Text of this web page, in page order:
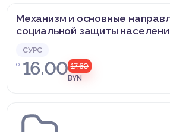
Механизм и основные
социальной защиты
СУРС
от16.00 17,60
BYN